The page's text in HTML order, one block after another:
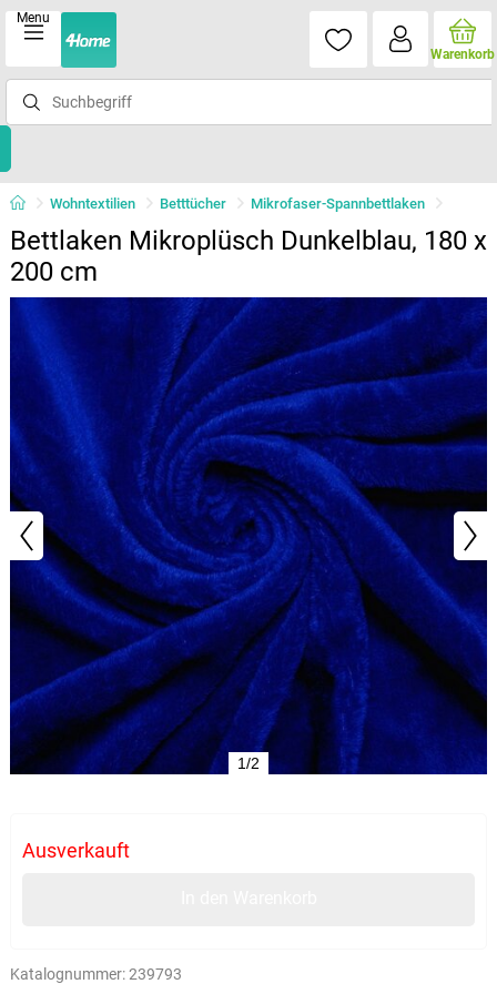
Menu
Warenkorb
Wohntextilien Betttücher Mikrofaser-Spannbettlaken
Bettlaken Mikroplüsch Dunkelblau, 180 x
200 cm
1/2
Ausverkauft
Katalognummer:239793